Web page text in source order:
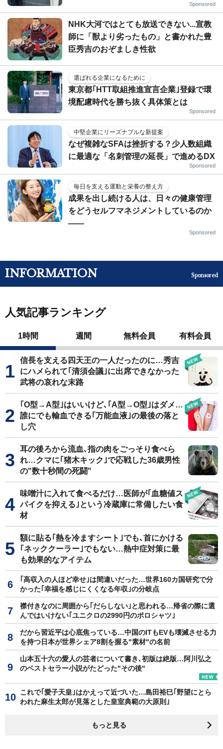
Sponsored
NHK大河ではとても放送できない...宣教
師に「獣より劣ったもの」と書かれた豊
臣秀吉のおぞましき性欲
選ばれる企業になるために
東京都｢HTT取組推進宣言企業｣登録で環
境配慮時代を勝ち抜く具体策とは
Sponsored
中堅企業にリーズナブルな新提案
なぜ複雑なSFAは挫折する？少人数組織
に最適な「名刺管理の延長」で進めるDX
Sponsored
毎日を支える運動と栄養の整え方
成果を出し続ける人は、日々の健康管理
をどうセルフマネジメントしているのか
——
Sponsored
INFORMATION Sponsored
人気記事ランキング
1時間 週間 無料会員 有料会員
信長を支える四天王の一人だったのに…秀吉
にハメられて｢清須会議｣に出席できなかった
武将の哀れな末路
｢O型→A型｣はいいけど､｢A型→O型｣はダメ…
誰にでも輸血できる｢万能血液｣の最後の落と
し穴
耳の後ろから流血､指の肉をごっそり食べら
れ…クマに｢猪木キック｣で応戦した36歳男性
の"数十秒間の死闘"
味噌汁に入れて食べるだけ…医師が｢血糖値ス
パイクを抑える｣という冷蔵庫に常備したい食
材
額に貼る｢熱を冷ますシート｣でも､首にかける
｢ネッククーラー｣でもない…熱中症対策に最
も効果的なアイテム
｢高収入の人ほど幸せ｣は間違いだった…世界160カ国研究で分
かった｢幸福を感じにくくなる年収｣の分岐点
襟付きなのに周囲から｢だらしない｣と思われる…帰省の際に選
んではいけない｢ユニクロの2990円のポロシャツ｣
だから習近平は心底焦っている…中国のITもEVも壊滅させる力
を持つ日本が世界シェア8割を握る"素材"の名前
山本五十六の愛人の芸者について書き､初版は絶版…阿川弘之
のベストセラー小説がたどった"その後"
これで｢愛子天皇｣はかえって近づいた…島田裕巳｢野望にとら
われた麻生太郎が見落とした皇室典範の大原則｣
もっと見る